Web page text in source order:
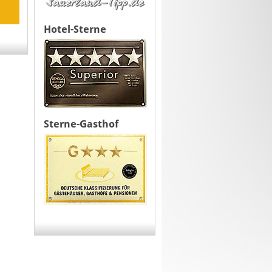
Hotel-Sterne
Sterne-Gasthof